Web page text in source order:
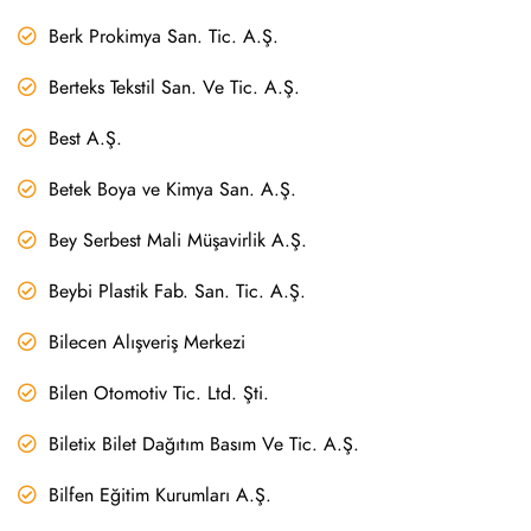
Berk Prokimya San. Tic. A.Ş.
Berteks Tekstil San. Ve Tic. A.Ş.
Best A.Ş.
Betek Boya ve Kimya San. A.Ş.
Bey Serbest Mali Müşavirlik A.Ş.
Beybi Plastik Fab. San. Tic. A.Ş.
Bilecen Alışveriş Merkezi
Bilen Otomotiv Tic. Ltd. Şti.
Biletix Bilet Dağıtım Basım Ve Tic. A.Ş.
Bilfen Eğitim Kurumları A.Ş.